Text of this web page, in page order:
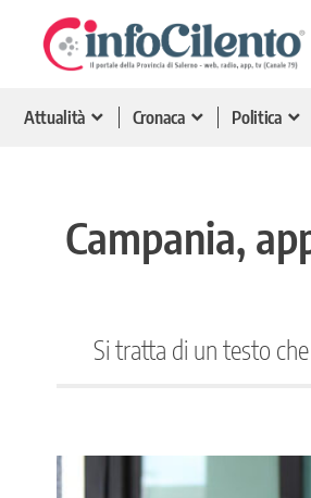
Attualità Cronaca Politica
Campania,
Si tratta di un testo